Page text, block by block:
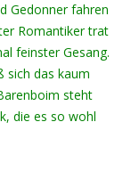
Gedonner fahren
Romantiker trat
feinster Gesang.
sich das kaum
steht
die es so wohl